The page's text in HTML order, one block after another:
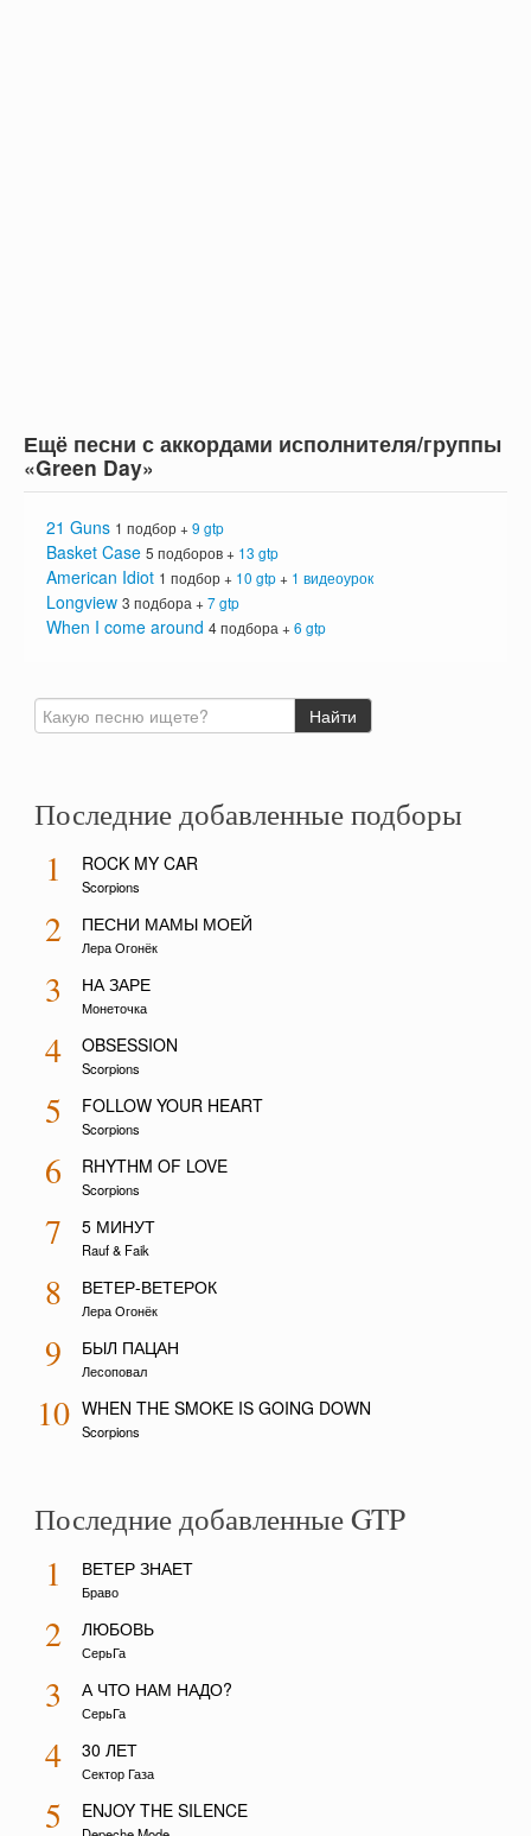
Ещё песни с аккордами исполнителя/группы
«Green Day»
21 Guns 1 подбор + 9 gtp
Basket Case 5 подборов + 13 gtp
American Idiot 1 подбор + 10 gtp+ 1 видеоурок
Longview 3 подбора + 7 gtp
When I come around 4 подбора + 6 gtp
Последние добавленные подборы
1 ROCK MY CAR
Scorpions
2 ПЕСНИ МАМЫ МОЕЙ
Лера Огонёк
3 НА ЗАРЕ
Монеточка
4 OBSESSION
Scorpions
5 FOLLOW YOUR HEART
Scorpions
6 RHYTHM OF LOVE
Scorpions
7 5 МИНУТ
Rauf & Faik
8 ВЕТЕР-ВЕТЕРОК
Лера Огонёк
9 БЫЛ ПАЦАН
Лесоповал
10 WHEN THE SMOKE IS GOING DOWN
Scorpions
Последние добавленные GTP
1 ВЕТЕР ЗНАЕТ
Браво
2 ЛЮБОВЬ
СерьГа
3 А ЧТО НАМ НАДО?
СерьГа
4 30 ЛЕТ
Сектор Газа
5 ENJOY THE SILENCE